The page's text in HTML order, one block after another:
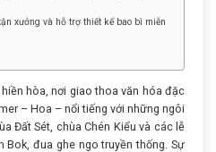
xưởng và hỗ trợ thiết kế bao bì miễn
hòa, nơi giao thoa văn hóa đặc
– Hoa – nổi tiếng với những ngôi
Đất Sét, chùa Chén Kiểu và các lễ
Bok, đua ghe ngo truyền thống. Sự